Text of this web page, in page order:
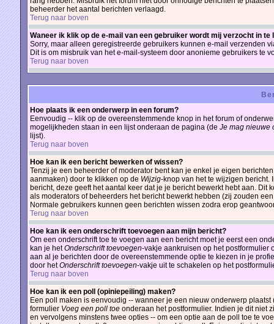
beheerder het aantal berichten verlaagd.
Terug naar boven
Waneer ik klik op de e-mail van een gebruiker wordt mij verzocht in te
Sorry, maar alleen geregistreerde gebruikers kunnen e-mail verzenden
Dit is om misbruik van het e-mail-systeem door anonieme gebruikers te
Terug naar boven
Hoe plaats ik een onderwerp in een forum?
Eenvoudig -- klik op de overeenstemmende knop in het forum of
mogelijkheden staan in een lijst onderaan de pagina (de Je mag nieuwe
lijst).
Terug naar boven
Hoe kan ik een bericht bewerken of wissen?
Tenzij je een beheerder of moderator bent kan je enkel je eigen
aanmaken) door te klikken op de Wijzig-knop van het te wijzigen bericht.
bericht, deze geeft het aantal keer dat je je bericht bewerkt hebt aan.
als moderators of beheerders het bericht bewerkt hebben (zij zouden
Normale gebruikers kunnen geen berichten wissen zodra erop
Terug naar boven
Hoe kan ik een onderschrift toevoegen aan mijn bericht?
Om een onderschrift toe te voegen aan een bericht moet je eerst een
kan je hetOnderschrift toevoegen-vakje aankruisen op het postformulier
aan al je berichten door de overeenstemmende optie te kiezen in je
door hetOnderschrift toevoegen-vakje uit te schakelen op het
Terug naar boven
Hoe kan ik een poll (opiniepeiling) maken?
Een poll maken is eenvoudig -- wanneer je een nieuw onderwerp
formulier Voeg een poll toe onderaan het postformulier. Indien je dit niet
en vervolgens minstens twee opties -- om een optie aan de poll toe te